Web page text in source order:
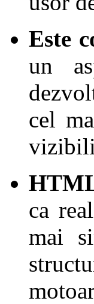
Este
un
cel
ca
mai